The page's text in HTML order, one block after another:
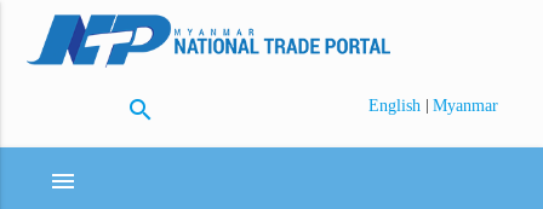
search English | Myanmar
menu